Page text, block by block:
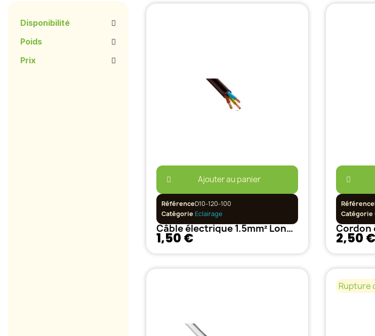
Disponibilité
Poids
Prix
Ajouter au panier
RéférenceD10-120-100
Catégorie Eclairage
Câble électrique 1.5mm² Longueur 1m
1,50 €
Référence
Catégorie
2,50 €
Rupture